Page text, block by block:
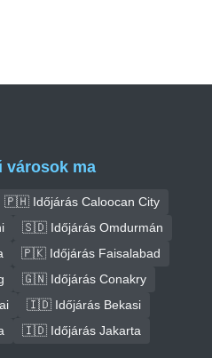
városok ma
🇵🇭 Időjárás Caloocan City
🇸🇩 Időjárás Omdurmán
🇵🇰 Időjárás Faisalabad
🇬🇳 Időjárás Conakry
🇮🇩 Időjárás Bekasi
🇮🇩 Időjárás Jakarta